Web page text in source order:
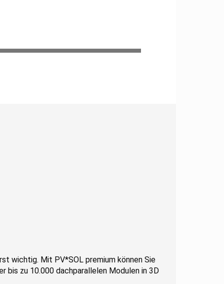
wichtig. Mit PV*SOL premium können Sie
zu 10.000 dachparallelen Modulen in 3D